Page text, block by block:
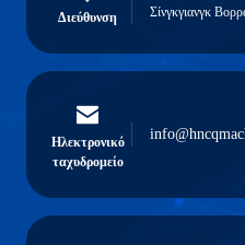
Διεύθυνση
Σίνγκγιανγκ
Ηλεκτρονικό
ταχυδρομείο